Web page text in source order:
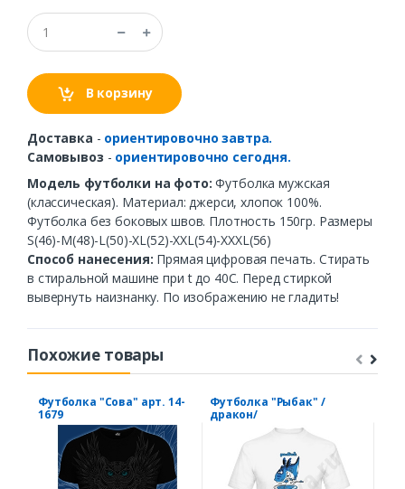
В корзину
Доставка - ориентировочно завтра.
Самовывоз - ориентировочно сегодня.
Модель футболки на фото:Футболка мужская
(классическая). Материал: джерси, хлопок 100%.
Футболка без боковых швов. Плотность 150гр. Размеры
S(46)-M(48)-L(50)-XL(52)-XXL(54)-XXXL(56)
Способ нанесения: Прямая цифровая печать. Стирать
в стиральной машине при t до 40С. Перед стиркой
вывернуть наизнанку. По изображению не гладить!
Похожие товары
Футболка "Сова" арт. 14-
1679
Футболка "Рыбак" /
дракон/